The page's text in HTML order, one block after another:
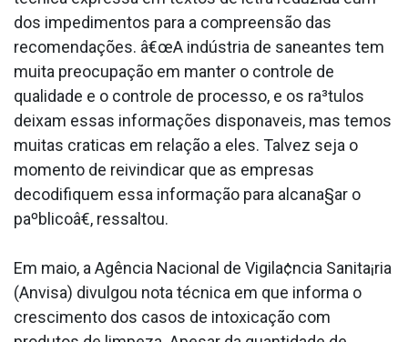
dos impedimentos para a compreensão das
recomendações. â€œA indústria de saneantes tem
muita preocupação em manter o controle de
qualidade e o controle de processo, e os ra³tulos
deixam essas informações dispona­veis, mas temos
muitas cra­ticas em relação a eles. Talvez seja o
momento de reivindicar que as empresas
decodifiquem essa informação para alcana§ar o
paºblicoâ€, ressaltou.
Em maio, a Agência Nacional de Vigila¢ncia Sanita¡ria
(Anvisa) divulgou nota técnica em que informa o
crescimento dos casos de intoxicação com